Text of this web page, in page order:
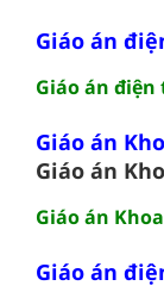
Giáo án
Giáo án điện
Giáo án
Giáo án
Giáo án
Giáo án